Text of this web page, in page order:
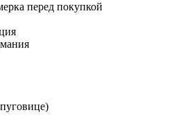
перед покупкой